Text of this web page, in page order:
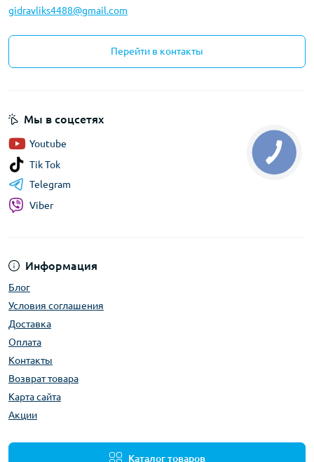
gidravliks4488@gmail.com
Перейти в контакты
Информация
Блог
Условия соглашения
Доставка
Оплата
Контакты
Возврат товара
Карта сайта
Акции
Каталог товаров
Мы в соцсетях
Youtube
Tik Tok
Telegram
Viber